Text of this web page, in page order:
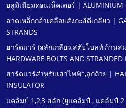
อลูมิเนียมคอนเน็คเตอร์ | ALUMINIUM
ลวดเหล็กกล้าเคลือบสังกะสีตีเกลียว |
STRANDS
ฮาร์ดแวร์ (สลักเกลียว,สตับโบลท์,ก้านส
HARDWARE BOLTS AND STRANDED
ฮาร์ดแวร์สําหรับเสาไฟฟ้า,ลูกถ้วย |
INSULATOR
แคล้มป์ 1,2,3 สลัก (ยูแคล้มป์ , แคล้มป์